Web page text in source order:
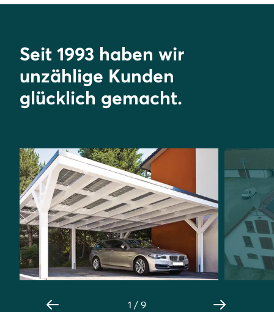
Seit 1993 haben wir
unzählige Kunden
glücklich gemacht.
1 / 9